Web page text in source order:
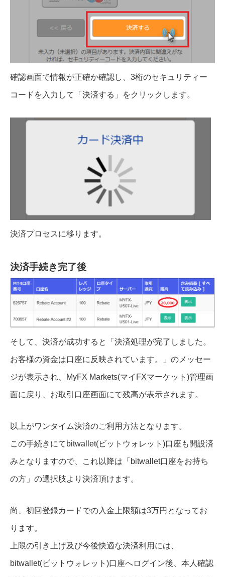
確認画面で情報が正確か確認し、3桁のセキュリティー
コードを入力して「決済する」をクリックします。
決済プロセスに移ります。
決済手続き完了後
そして、決済が成功すると「決済処理が完了しました。
お客様の資金は口座に反映されています。」のメッセー
ジが表示され、MyFX Markets(マイFXマーケット)管理画
面に戻り、お取引口座画面にて残高が表示されます。
以上がワンタイム決済のご利用方法となります。
この手続きにてbitwallet(ビットウォレット)口座も開設済
みとなりますので、これ以降は「bitwallet口座をお持ち
の方」の選択肢より決済頂けます。
尚、初回登録カードでの入金上限額は3万円となってお
ります。
上限の引き上げ及び今後快適な決済利用には、
bitwallet(ビットウォレット)口座へログイン後、本人確認